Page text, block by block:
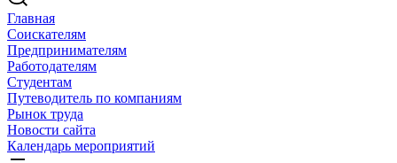
Главная
Соискателям
Предпринимателям
Работодателям
Студентам
Путеводитель по компаниям
Рынок труда
Новости сайта
Календарь мероприятий